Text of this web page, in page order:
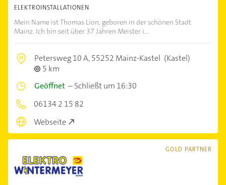
ELEKTROINSTALLATIONEN
Mein Name ist Thomas Lion, geboren in der schönen Stadt
Mainz. Ich bin seit über 37 Jahren Meister i...
Petersweg 10 A,55252 Mainz-Kastel (Kastel)
5 km
Geöffnet –Schließt um 16:30
06134 2 15 82
Webseite
GOLD PARTNER